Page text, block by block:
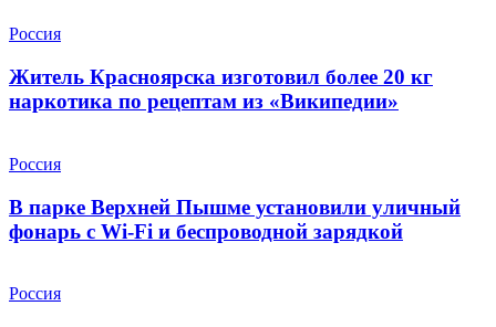
Россия
Житель Красноярска изготовил более 20 кг
наркотика по рецептам из «Википедии»
Россия
В парке Верхней Пышме установили уличный
фонарь с Wi-Fi и беспроводной зарядкой
Россия